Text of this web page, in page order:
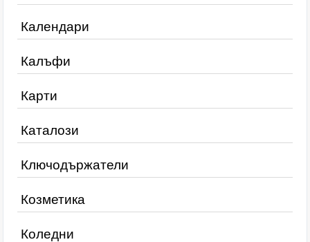
Календари
Калъфи
Карти
Каталози
Ключодържатели
Козметика
Коледни